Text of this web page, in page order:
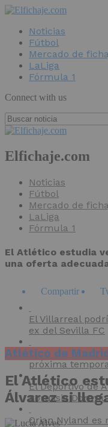
Noticias
Fútbol
Mercado de
LaLiga
Fórmula 1
Connect with us
Elfichaje.com
Noticias
Fútbol
Mercado de
LaLiga
Fórmula 1
El Atlético estudia
una oferta
Compartir
El Villarreal
ex del Sevilla FC
El CD Mirandés
próxima
El Deportivo de
Borussia
Orjan Nyland es
Atlético de Madrid
El Atlético
Álvarez si